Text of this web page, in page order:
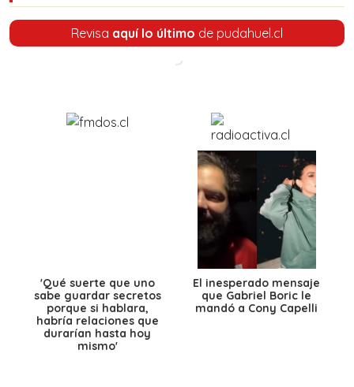
Revisa aquí lo último de pudahuel.cl
'Qué suerte que uno
sabe guardar secretos
porque si hablara,
habría relaciones que
durarían hasta hoy
mismo'
El inesperado mensaje
que Gabriel Boric le
mandó a Cony Capelli